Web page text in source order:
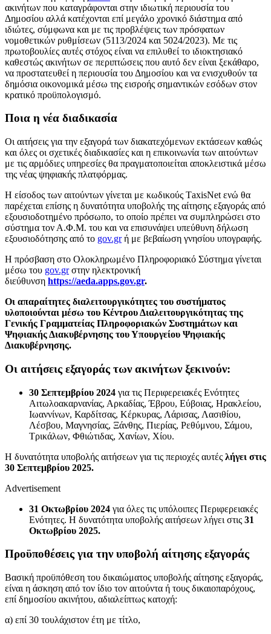
ακινήτων που καταγράφονται στην ιδιωτική περιουσία του
Δημοσίου αλλά κατέχονται επί μεγάλο χρονικό διάστημα από
ιδιώτες, σύμφωνα και με τις προβλέψεις των πρόσφατων
νομοθετικών ρυθμίσεων (5113/2024 και 5024/2023). Με τις
πρωτοβουλίες αυτές στόχος είναι να επιλυθεί το ιδιοκτησιακό
καθεστώς ακινήτων σε περιπτώσεις που αυτό δεν είναι ξεκάθαρο,
να προστατευθεί η περιουσία του Δημοσίου και να ενισχυθούν τα
δημόσια οικονομικά μέσω της εισροής σημαντικών εσόδων στον
κρατικό προϋπολογισμό.
Ποια η νέα διαδικασία
Οι αιτήσεις για την εξαγορά των διακατεχόμενων εκτάσεων καθώς
και όλες οι σχετικές διαδικασίες και η επικοινωνία των αιτούντων
με τις αρμόδιες υπηρεσίες θα πραγματοποιείται αποκλειστικά μέσω
της νέας ψηφιακής πλατφόρμας.
Η είσοδος των αιτούντων γίνεται με κωδικούς ΤaxisΝet ενώ θα
παρέχεται επίσης η δυνατότητα υποβολής της αίτησης εξαγοράς από
εξουσιοδοτημένο πρόσωπο, το οποίο πρέπει να συμπληρώσει στο
σύστημα τον Α.Φ.Μ. του και να επισυνάψει υπεύθυνη δήλωση
εξουσιοδότησης από το gov.grή με βεβαίωση γνησίου υπογραφής.
Η πρόσβαση στο Ολοκληρωμένο Πληροφοριακό Σύστημα γίνεται
μέσω του gov.grστην ηλεκτρονική
διεύθυνση https://aeda.apps.gov.gr.
Οι απαραίτητες διαλειτουργικότητες του συστήματος
υλοποιούνται μέσω του Κέντρου Διαλειτουργικότητας της
Γενικής Γραμματείας Πληροφοριακών Συστημάτων και
Ψηφιακής Διακυβέρνησης του Υπουργείου Ψηφιακής
Διακυβέρνησης.
Οι αιτήσεις εξαγοράς των ακινήτων ξεκινούν:
30 Σεπτεμβρίου 2024 για τις Περιφερειακές Ενότητες
Αιτωλοακαρνανίας, Αρκαδίας, Έβρου, Εύβοιας, Ηρακλείου,
Ιωαννίνων, Καρδίτσας, Κέρκυρας, Λάρισας, Λασιθίου,
Λέσβου, Μαγνησίας, Ξάνθης, Πιερίας, Ρεθύμνου, Σάμου,
Τρικάλων, Φθιώτιδας, Χανίων, Χίου.
Η δυνατότητα υποβολής αιτήσεων για τις περιοχές αυτές λήγει στις
30 Σεπτεμβρίου 2025.
Advertisement
31 Οκτωβρίου 2024 για όλες τις υπόλοιπες Περιφερειακές
Ενότητες. Η δυνατότητα υποβολής αιτήσεων λήγει στις 31
Οκτωβρίου 2025.
Προϋποθέσεις για την υποβολή αίτησης εξαγοράς
Βασική προϋπόθεση του δικαιώματος υποβολής αίτησης εξαγοράς,
είναι η άσκηση από τον ίδιο τον αιτούντα ή τους δικαιοπαρόχους,
επί δημοσίου ακινήτου, αδιαλείπτως κατοχή:
α) επί 30 τουλάχιστον έτη με τίτλο,